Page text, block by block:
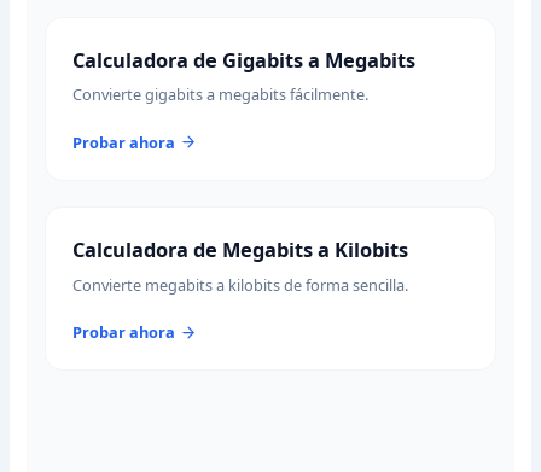
Calculadora de Gigabits a Megabits
Convierte gigabits a megabits fácilmente.
Probar ahora
Calculadora de Megabits a Kilobits
Convierte megabits a kilobits de forma sencilla.
Probar ahora